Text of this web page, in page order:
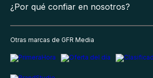
¿Por qué confiar en nosotros?
Otras marcas de GFR Media